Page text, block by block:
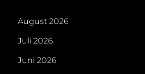
August 2026
Juli 2026
Juni 2026